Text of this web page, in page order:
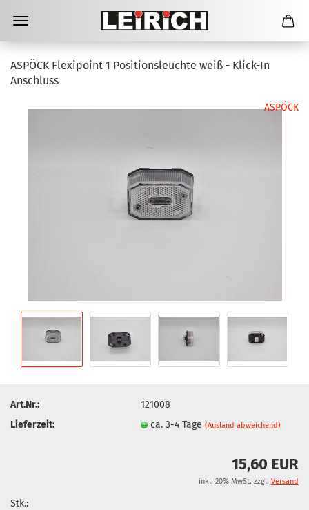
ASPÖCK Flexipoint 1 Positionsleuchte weiß - Klick-In
Anschluss
ASPÖCK
Art.Nr.:
121008
Lieferzeit:
ca. 3-4 Tage(Ausland abweichend)
15,60 EUR
inkl. 20% MwSt. zzgl. Versand
Stk.: